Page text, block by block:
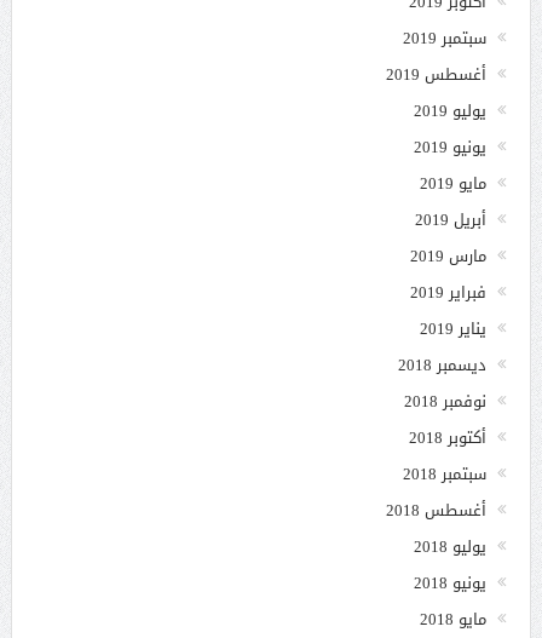
سبتمبر 2019
أغسطس 2019
يوليو 2019
يونيو 2019
مايو 2019
أبريل 2019
مارس 2019
فبراير 2019
يناير 2019
ديسمبر 2018
نوفمبر 2018
أكتوبر 2018
سبتمبر 2018
أغسطس 2018
يوليو 2018
يونيو 2018
مايو 2018